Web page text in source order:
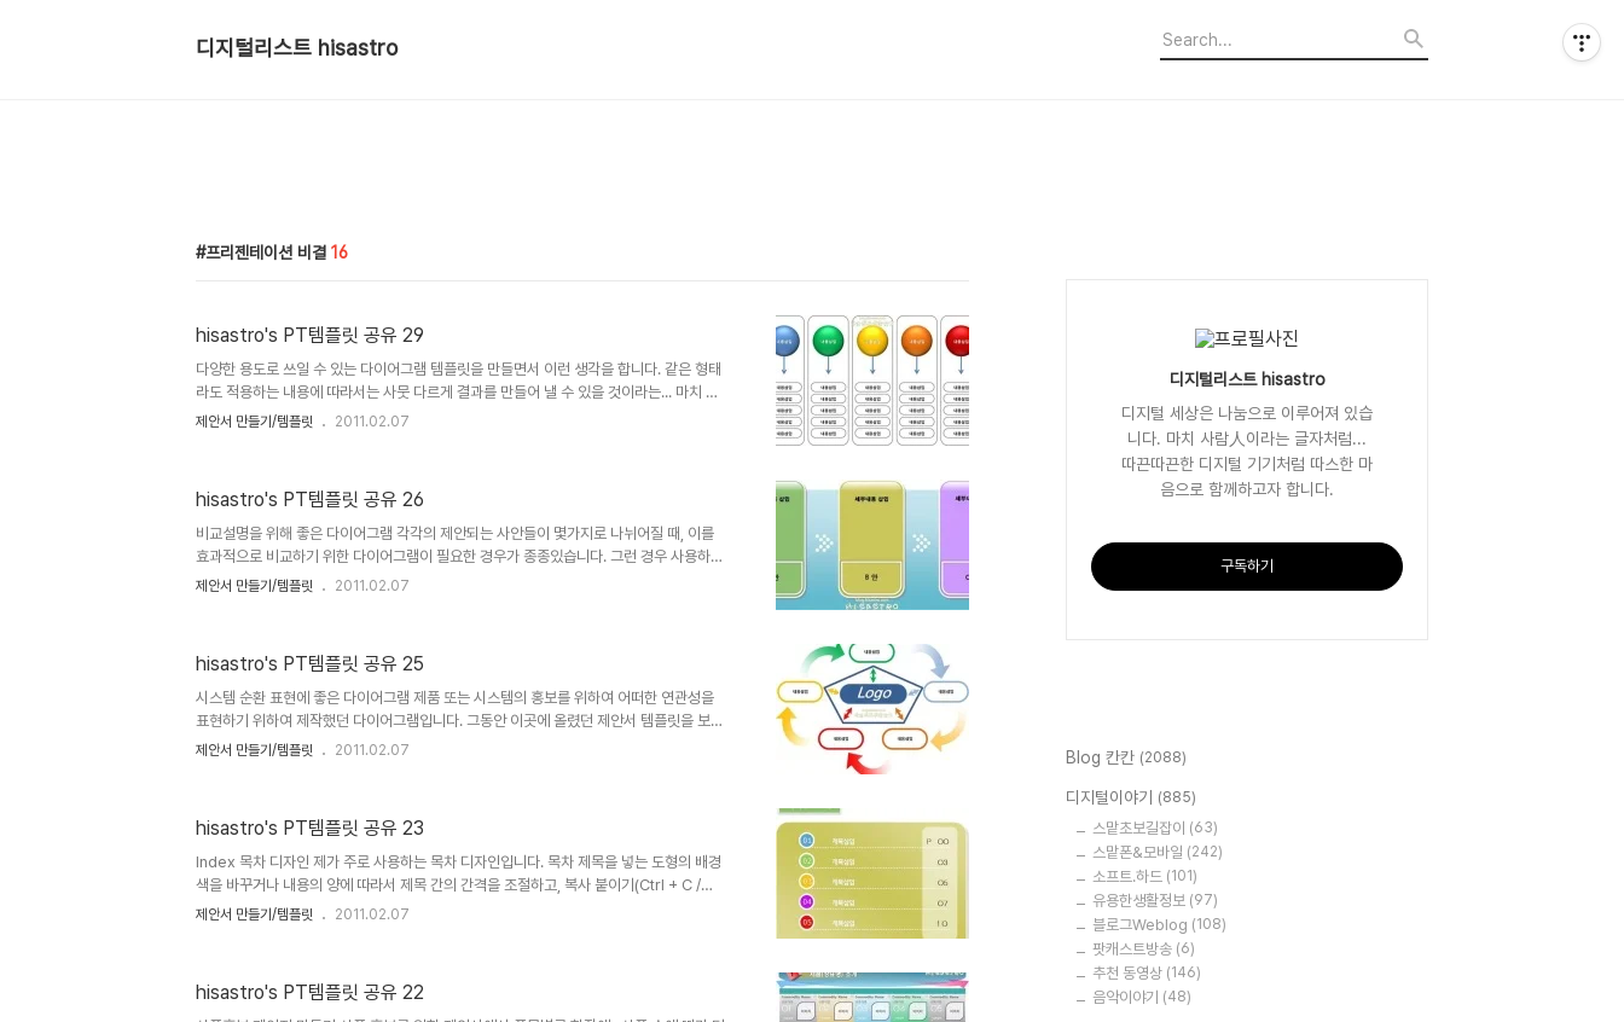
디지털리스트 hisastro
프리젠테이션 비결 16
hisastro's PT템플릿 공유 29
다양한 용도로 쓰일 수 있는 다이어그램 템플릿을 만들면서 이런 생각을 합니다. 같은 형태
라도 적용하는 내용에 따라서는 사뭇 다르게 결과를 만들어 낼 수 있을 것이라는... 마치 같
은 옷을 입어도 전혀 다른 느낌이 나는 것처럼... 앞서도 포스트들을 통해 저의 의견을 게재
활기에 조금 이나마 보탬이 될 수 있다면 정말 좋겠습니다. 고맙습니다. (_ _) 상업용이 아니
라면 마음껏 사용하셔도 좋습니다. 그렇지만, 따뜻한 댓글(또는 트랙백).. 남겨주시길...
제안서 만들기/템플릿 2011.02.07
hisastro's PT템플릿 공유 26
비교설명을 위해 좋은 다이어그램 각각의 제안되는 사안들이 몇가지로 나뉘어질 때, 이를
효과적으로 비교하기 위한 다이어그램이 필요한 경우가 종종있습니다. 그런 경우 사용하면
좋은 다이어그램 템플릿입니다. 상업용이 아니라면 마음껏 사용하셔도 좋습니다. 그렇지만,
부탁드리며, 템플릿의 출발에 대한 명시를 해주시길 부탁드립니다. ※ 참고로 템플릿 파일이
2007로 되어 있어 그 이전 버전을 사용하시는 분들이 혹, 사용할 수 없다고 생각하실지
몰..
제안서 만들기/템플릿 2011.02.07
hisastro's PT템플릿 공유 25
시스템 순환 표현에 좋은 다이어그램 제품 또는 시스템의 홍보를 위하여 어떠한 연관성을
표현하기 위하여 제작했던 다이어그램입니다. 그동안 이곳에 올렸던 제안서 템플릿을 보신
분들은 아시겠지만 제안서 디자인에 있어 시각적인 효과를 많이 고려하여 제작하곤 합니다.
상업용이 아니라면 마음껏 사용하셔도 좋습니다. 그렇지만, 따뜻한 댓글(또는 트랙백).. 남
겨주시길... ^^ 템플릿의 배포는 원칙적으로 이곳 블로그에서만 하도록 하겠습니다. 물론
hisa..
제안서 만들기/템플릿 2011.02.07
hisastro's PT템플릿 공유 23
Index 목차 디자인 제가 주로 사용하는 목차 디자인입니다. 목차 제목을 넣는 도형의 배경
색을 바꾸거나 내용의 양에 따라서 제목 간의 간격을 조절하고, 복사 붙이기(Ctrl + C /
Ctrl + V)를 사용하여 제목의 수를 늘리는 등의 작업을 통하여 상황에 따라 목차 페이지를
주신다면, 소통 차원으로 감사히 생각하겠습니다.변형된 형태로 수정하시는 경우에 있어서
제안서 만들기/템플릿 2011.02.07
hisastro's PT템플릿 공유 22
디지털리스트 hisastro
디지털 세상은 나눔으로 이루어져 있습
니다. 마치 사람人이라는 글자처럼...
따끈따끈한 디지털 기기처럼 따스한 마
음으로 함께하고자 합니다.
구독하기
Blog 칸칸 (2088)
디지털이야기 (885)
스맡초보길잡이 (63)
스맡폰&모바일 (242)
소프트.하드 (101)
유용한생활정보 (97)
블로그Weblog (108)
팟캐스트방송 (6)
추천 동영상 (146)
음악이야기 (48)